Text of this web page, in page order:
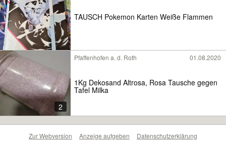
TAUSCH Pokemon Karten Weiße Flammen
2
Pfaffenhofen a. d. Roth 01.08.2020
1Kg Dekosand Altrosa, Rosa Tausche gegen
Tafel Milka
Zur Webversion Anzeige aufgeben
Datenschutzerklärung